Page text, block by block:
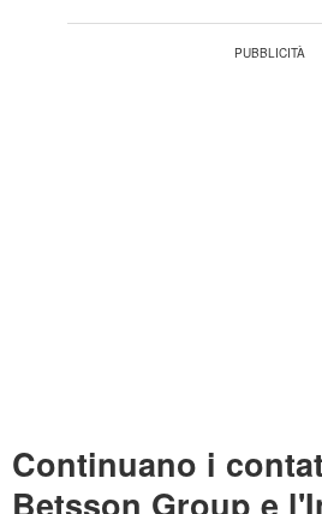
Continuano i
Betsson Group e